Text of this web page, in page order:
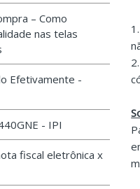
– Como
nas telas
Efetivamente -
- IPI
fiscal eletrônica x